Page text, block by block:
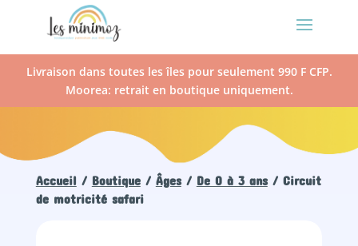
Livraison dans toutes les îles pour seulement 990 F CFP.
Moorea: retrait en boutique uniquement.
Accueil / Boutique/ Âges/ De 0 à 3 ans/ Circuit
de motricité safari